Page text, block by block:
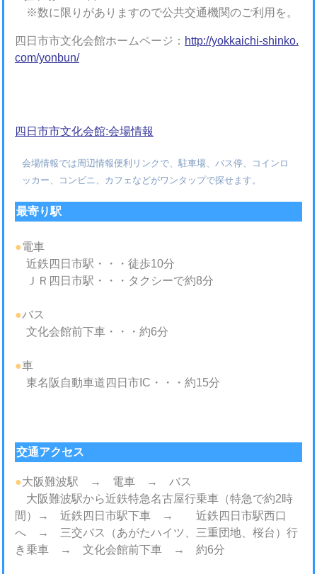
※数に限りがありますので公共交通機関のご利用を。
四日市市文化会館ホームページ： http://yokkaichi-shinko.
com/yonbun/
四日市市文化会館:会場情報
会場情報では周辺情報便利リンクで、駐車場、バス停、コインロ
ッカー、コンビニ、カフェなどがワンタップで探せます。
最寄り駅
●電車
近鉄四日市駅・・・徒歩10分
ＪＲ四日市駅・・・タクシーで約8分
●バス
文化会館前下車・・・約6分
●車
東名阪自動車道四日市IC・・・約15分
交通アクセス
●大阪難波駅 → 電車 → バス
大阪難波駅から近鉄特急名古屋行乗車（特急で約2時
間）→ 近鉄四日市駅下車 → 近鉄四日市駅西口
へ → 三交バス（あがたハイツ、三重団地、桜台）行
き乗車 → 文化会館前下車 → 約6分